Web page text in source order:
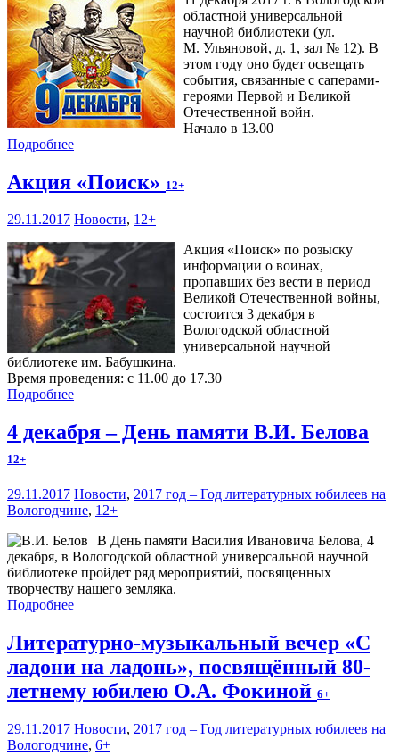
областной универсальной
научной библиотеки (ул.
М. Ульяновой, д. 1, зал № 12). В
этом году оно будет освещать
события, связанные с саперами-
героями Первой и Великой
Отечественной войн.
Начало в 13.00
Подробнее
Акция «Поиск» 12+
29.11.2017 Новости, 12+
Акция «Поиск» по розыску
информации о воинах,
пропавших без вести в период
Великой Отечественной войны,
состоится 3 декабря в
Вологодской областной
универсальной научной
библиотеке им. Бабушкина.
Время проведения: с 11.00 до 17.30
Подробнее
4 декабря – День памяти В.И. Белова
12+
29.11.2017 Новости, 2017 год – Год литературных юбилеев на
Вологодчине, 12+
В День памяти Василия Ивановича Белова, 4
декабря, в Вологодской областной универсальной научной
библиотеке пройдет ряд мероприятий, посвященных
творчеству нашего земляка.
Подробнее
Литературно-музыкальный вечер «С
ладони на ладонь», посвящённый 80-
летнему юбилею О.А. Фокиной 6+
29.11.2017 Новости, 2017 год – Год литературных юбилеев на
Вологодчине, 6+